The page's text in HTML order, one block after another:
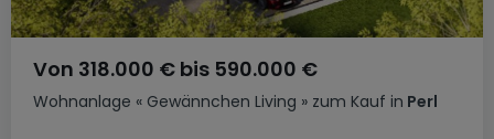
Wohnanlage « Gewännchen Living » zum Kauf in Perl
Von 318.000 € bis 590.000 €